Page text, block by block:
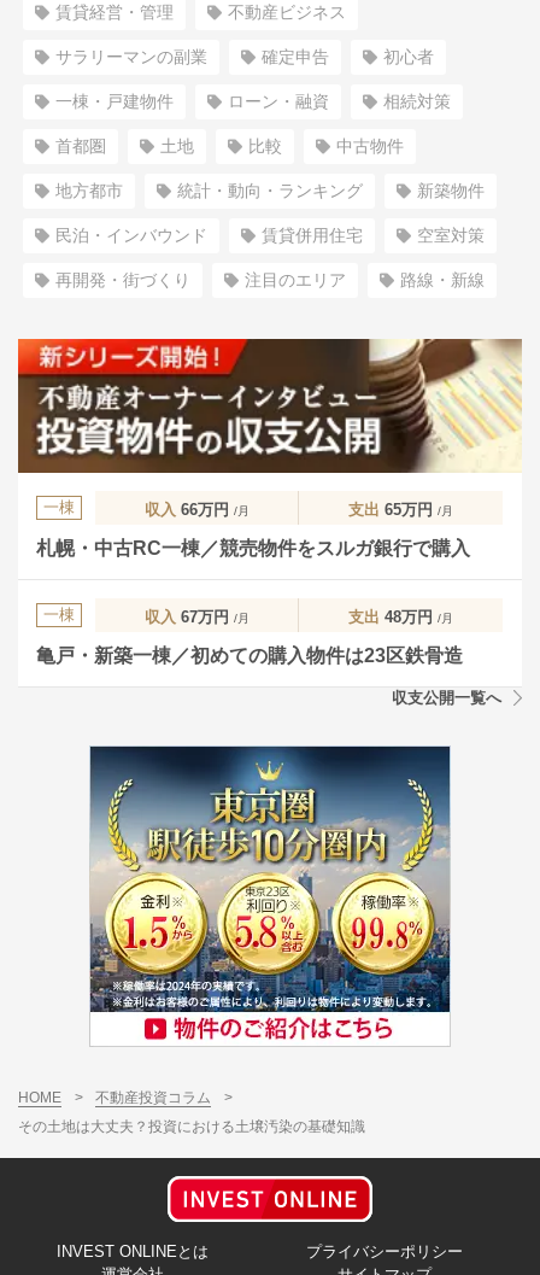
賃貸経営・管理 不動産ビジネス
サラリーマンの副業 確定申告 初心者
一棟・戸建物件 ローン・融資 相続対策
首都圏 土地 比較 中古物件
地方都市 統計・動向・ランキング 新築物件
民泊・インバウンド 賃貸併用住宅 空室対策
再開発・街づくり 注目のエリア 路線・新線
一棟 収入 66万円 /月 支出 65万円 /月
札幌・中古RC一棟／競売物件をスルガ銀行で購入
一棟 収入 67万円 /月 支出 48万円 /月
亀戸・新築一棟／初めての購入物件は23区鉄骨造
収支公開一覧へ
HOME > 不動産投資コラム
>
その土地は大丈夫？投資における土壌汚染の基礎知識
INVEST ONLINEとは
プライバシーポリシー